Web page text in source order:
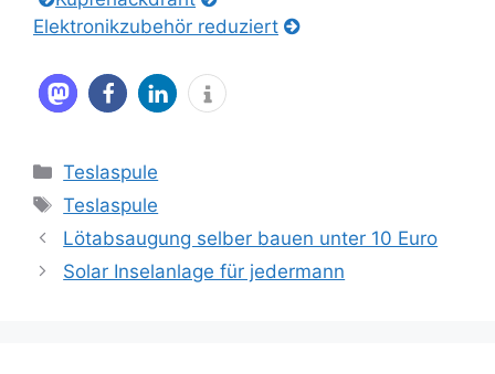
Elektronikzubehör reduziert
Kategorien
Teslaspule
Schlagwörter
Teslaspule
Lötabsaugung selber bauen unter 10 Euro
Solar Inselanlage für jedermann